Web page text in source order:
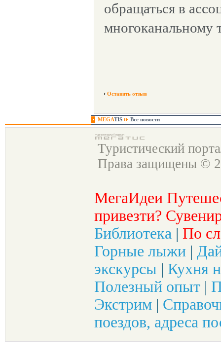
обращаться в
многоканальному
Оставить отзыв
MEGATIS Все новости
Туристический
Права защищены ©
МегаИдеи
привезти?
Библиотека | По
Горные лыжи |
экскурсы | Кухня
Полезный опыт |
Экстрим |
поездов, адреса